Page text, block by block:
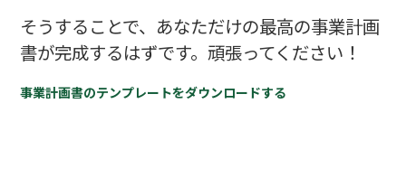
そうすることで、あなただけの最高の事業計画
書が完成するはずです。頑張ってください！
事業計画書のテンプレートをダウンロードする